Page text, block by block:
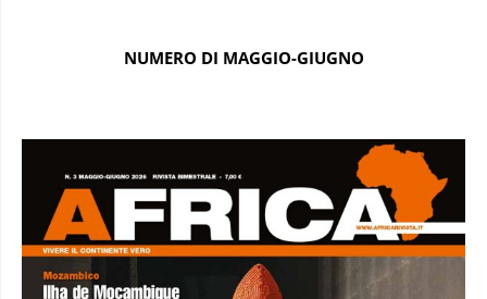
NUMERO DI MAGGIO-GIUGNO